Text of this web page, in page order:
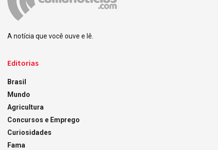
A notícia que você ouve e lê.
Editorias
Brasil
Mundo
Agricultura
Concursos e Emprego
Curiosidades
Fama